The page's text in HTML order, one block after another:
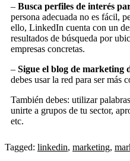
– Busca perfiles de interés
persona adecuada no es fácil,
ello, LinkedIn cuenta con un
resultados de búsqueda por
empresas concretas.
– Sigue el blog de marketing
debes usar la red para ser más
También debes: utilizar
unirte a grupos de tu sector,
etc.
Tagged: linkedin, marketing,